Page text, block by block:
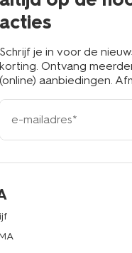
acties
Schrijf je in voor de
korting. Ontvang
(online) aanbiedingen.
e-
mailadres